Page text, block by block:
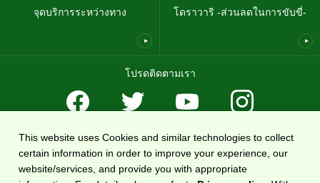
จุดบริการระหว่างทาง โดราวาริ -ส่วนลดในการขับขี่-
โปรดติดตามเรา
ข้อตกลงในการใช้งาน นโยบายคุ้มครองความเป็นส่วนตัว แผนผังเว็บไซต์
เกี่ยวกับเรา
This website uses Cookies and similar technologies to collect
certain information in order to improve your experience, our
website/services, and provide you with appropriate